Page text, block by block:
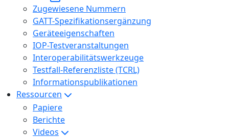
Zugewiesene Nummern
GATT-Spezifikationsergänzung
Geräteeigenschaften
IOP-Testveranstaltungen
Interoperabilitätswerkzeuge
Testfall-Referenzliste (TCRL)
Informationspublikationen
Ressourcen
Papiere
Berichte
Videos